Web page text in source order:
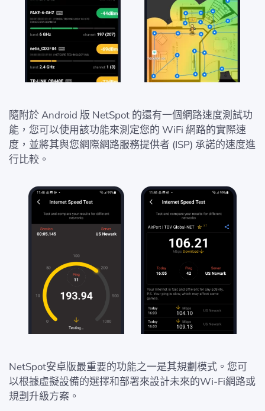
隨附於 Android 版 NetSpot 的還有一個網路速度測試功
能，您可以使用該功能來測定您的 WiFi 網路的實際速
度，並將其與您網際網路服務提供者 (ISP) 承諾的速度進
行比較。
NetSpot安卓版最重要的功能之一是其規劃模式。您可
以根據虛擬設備的選擇和部署來設計未來的Wi-Fi網路或
規劃升級方案。